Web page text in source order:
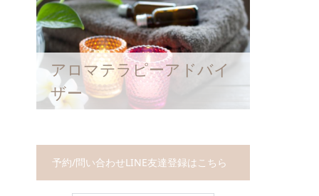
アロマテラピーアドバイ
ザー
予約/問い合わせLINE友達登録はこちら